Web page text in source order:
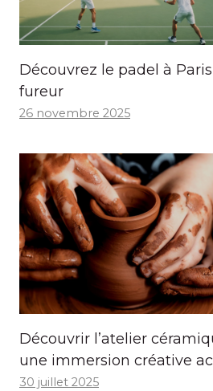
Découvrez le padel à
fureur
26 novembre 2025
Découvrir l’atelier
une immersion créative
30 juillet 2025